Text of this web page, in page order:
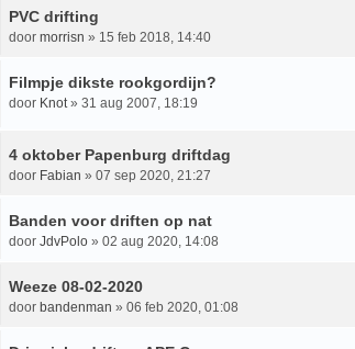
PVC drifting
door morrisn » 15 feb 2018, 14:40
Filmpje dikste rookgordijn?
door Knot» 31 aug 2007, 18:19
4 oktober Papenburg driftdag
door Fabian » 07 sep 2020, 21:27
Banden voor driften op nat
door JdvPolo » 02 aug 2020, 14:08
Weeze 08-02-2020
door bandenman » 06 feb 2020, 01:08